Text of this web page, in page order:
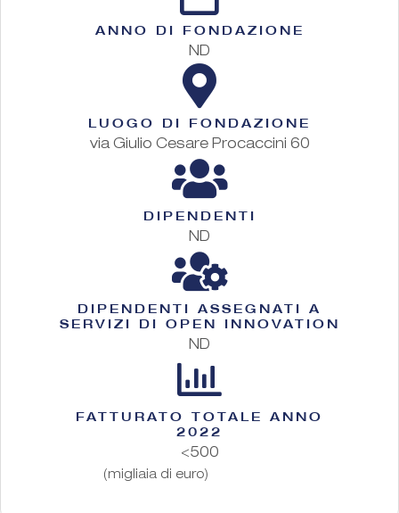
ANNO DI FONDAZIONE
ND
LUOGO DI FONDAZIONE
via Giulio Cesare Procaccini 60
DIPENDENTI
ND
DIPENDENTI ASSEGNATI A
SERVIZI DI OPEN INNOVATION
ND
FATTURATO TOTALE ANNO
2022
<500
(migliaia di euro)